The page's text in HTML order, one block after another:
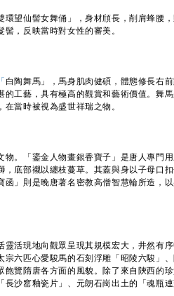
望仙髻女舞俑」，身材頎長，削肩蜂腰，
，反映當時對女性的審美。
「 白陶舞馬」，馬身肌肉健碩，體態修長右
工藝，具有極高的觀賞和藝術價值。舞
當時被視為盛世祥瑞之物。
。「鎏金人物畫銀香寶子」是唐人專門用
底部襯以纏枝蔓草。其蓋與身以子母口
」則是晚唐著名密教高僧智慧輪所造，
活現地向觀眾呈現其規模宏大，井然有序
六匹心愛駿馬的石刻浮雕「昭陵六駿」
覽隋唐各方面的風貌。除了來自陝西的
沙窰釉瓷片」、元朗石崗出土的「魂瓶